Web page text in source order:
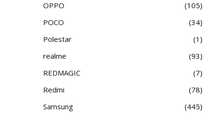
OPPO
105
POCO
34
Polestar
1
realme
93
REDMAGIC
7
Redmi
78
Samsung
445